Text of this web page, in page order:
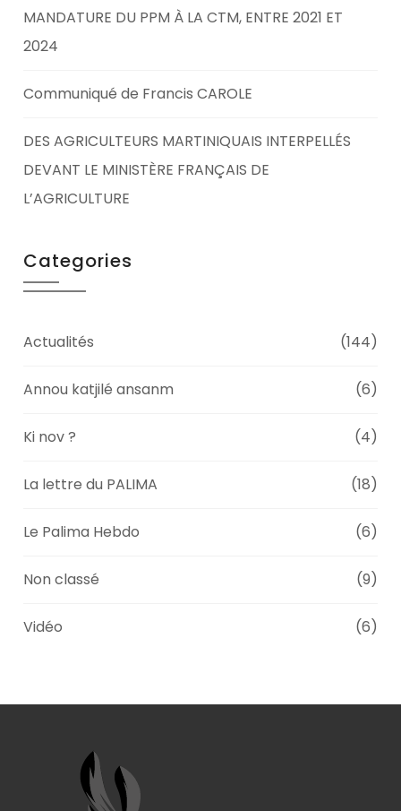
MANDATURE DU PPM À LA CTM, ENTRE 2021 ET
2024
Communiqué de Francis CAROLE
DES AGRICULTEURS MARTINIQUAIS INTERPELLÉS
DEVANT LE MINISTÈRE FRANÇAIS DE
L’AGRICULTURE
Categories
Actualités (144)
Annou katjilé ansanm (6)
Ki nov ? (4)
La lettre du PALIMA (18)
Le Palima Hebdo (6)
Non classé (9)
Vidéo (6)